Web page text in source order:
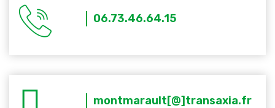
06.73.46.64.15
montmarault[@]transaxia.fr